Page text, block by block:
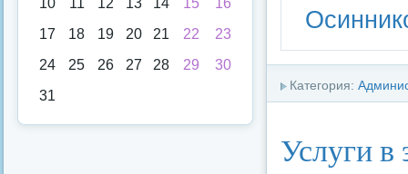
Категория:
Услуги в
10 11 12 13 14 15
16
17
18 19 20 21 22
23
24
25 26 27 28 29
30
31